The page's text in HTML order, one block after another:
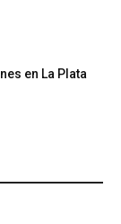
en La Plata